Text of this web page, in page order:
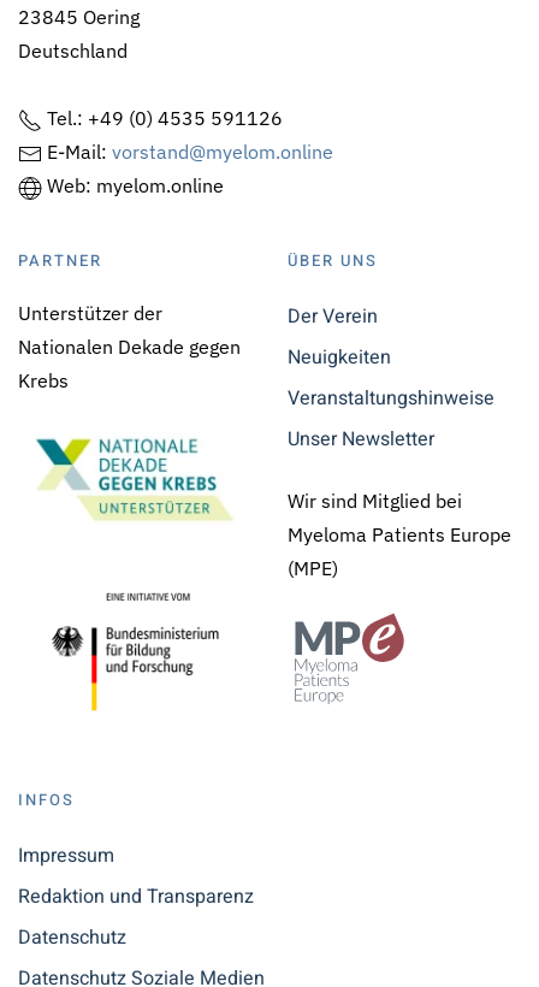
23845 Oering
Deutschland
Tel.: +49 (0) 4535 591126
E-Mail: vorstand@myelom.online
Web: myelom.online
PARTNER
Unterstützer der
Nationalen Dekade gegen
Krebs
ÜBER UNS
Der Verein
Neuigkeiten
Veranstaltungshinweise
Unser Newsletter
Wir sind Mitglied bei
Myeloma Patients Europe
(MPE)
INFOS
Impressum
Redaktion und Transparenz
Datenschutz
Datenschutz Soziale Medien